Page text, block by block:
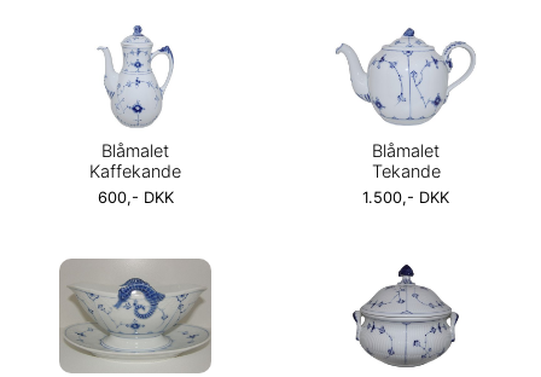
Blåmalet
Kaffekande
600,- DKK
Blåmalet
Tekande
1.500,- DKK